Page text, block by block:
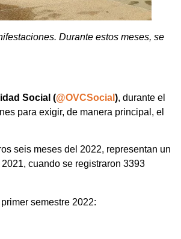
Durante estos meses, se
Social (@OVCSocial ), durante el
para exigir, de manera principal, el
seis meses del 2022, representan un
cuando se registraron 3393
semestre 2022: